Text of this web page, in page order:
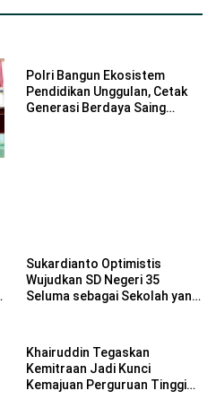
Polri Bangun Ekosistem
Pendidikan Unggulan, Cetak
Generasi Berdaya Saing
Sukardianto Optimistis
Wujudkan SD Negeri 35
Seluma sebagai Sekolah yang
Khairuddin Tegaskan
Kemitraan Jadi Kunci
Kemajuan Perguruan Tinggi